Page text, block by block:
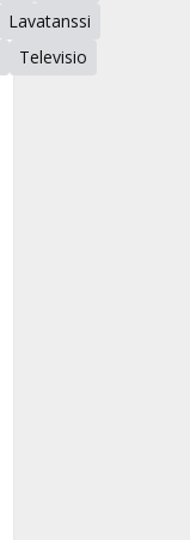
Lavatanssi
Televisio